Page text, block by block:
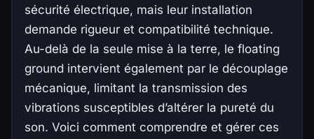
sécurité électrique, mais leur installation
demande rigueur et compatibilité technique.
Au-delà de la seule mise à la terre, le floating
ground intervient également par le découplage
mécanique, limitant la transmission des
vibrations susceptibles d’altérer la pureté du
son. Voici comment comprendre et gérer ces